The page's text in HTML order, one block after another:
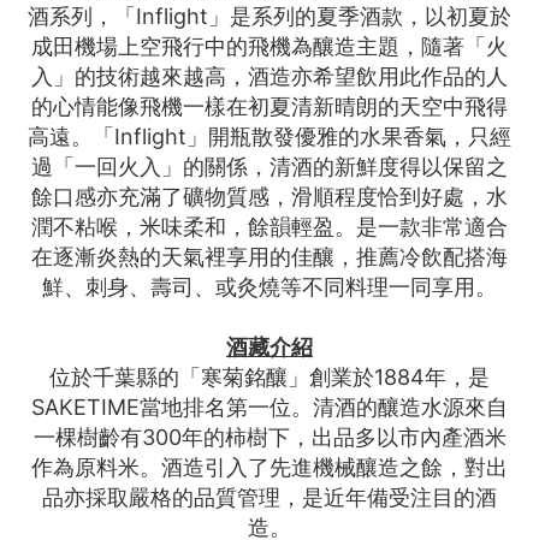
酒系列，「Inflight」是系列的夏季酒款，以初夏於
成田機場上空飛行中的飛機為釀造主題，隨著「火
入」的技術越來越高，酒造亦希望飲用此作品的人
的心情能像飛機一樣在初夏清新晴朗的天空中飛得
高遠。「Inflight」開瓶散發優雅的水果香氣，只經
過「一回火入」的關係，清酒的新鮮度得以保留之
餘口感亦充滿了礦物質感，滑順程度恰到好處，水
潤不粘喉，米味柔和，餘韻輕盈。是一款非常適合
在逐漸炎熱的天氣裡享用的佳釀，推薦冷飲配搭海
鮮、刺身、壽司、或灸燒等不同料理一同享用。
酒藏介紹
位於千葉縣的「寒菊銘釀」創業於1884年，是
SAKETIME當地排名第一位。清酒的釀造水源來自
一棵樹齡有300年的柿樹下，出品多以市內產酒米
作為原料米。酒造引入了先進機械釀造之餘，對出
品亦採取嚴格的品質管理，是近年備受注目的酒
造。